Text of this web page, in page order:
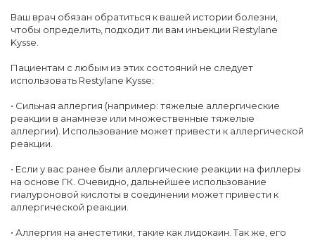
Ваш врач обязан обратиться к вашей истории болезни,
чтобы определить, подходит ли вам инъекции Restylane
Kysse.
Пациентам с любым из этих состояний не следует
использовать Restylane Kysse:
• Сильная аллергия (например: тяжелые аллергические
реакции в анамнезе или множественные тяжелые
аллергии). Использование может привести к аллергической
реакции.
• Если у вас ранее были аллергические реакции на филлеры
на основе ГК. Очевидно, дальнейшее использование
гиалуроновой кислоты в соединении может привести к
аллергической реакции.
• Аллергия на анестетики, такие как лидокаин. Так же, его